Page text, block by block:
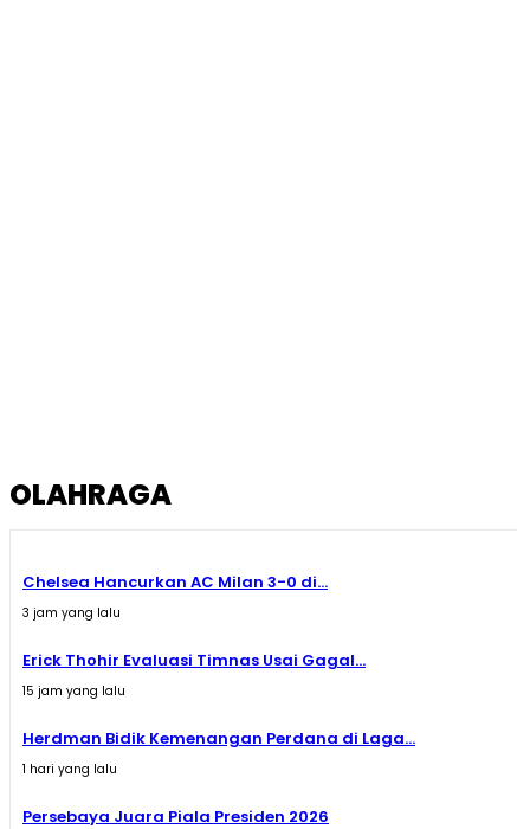
OLAHRAGA
Chelsea Hancurkan AC Milan 3-0 di...
3 jam yang lalu
Erick Thohir Evaluasi Timnas Usai Gagal...
15 jam yang lalu
Herdman Bidik Kemenangan Perdana di Laga...
1 hari yang lalu
Persebaya Juara Piala Presiden 2026